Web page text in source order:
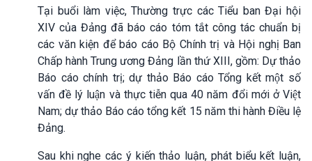
Tại buổi làm việc, Thường trực các Tiểu ban Đại hội
XIV của Đảng đã báo cáo tóm tắt công tác chuẩn bị
các văn kiện để báo cáo Bộ Chính trị và Hội nghị Ban
Chấp hành Trung ương Đảng lần thứ XIII, gồm: Dự thảo
Báo cáo chính trị; dự thảo Báo cáo Tổng kết một số
vấn đề lý luận và thực tiễn qua 40 năm đổi mới ở Việt
Nam; dự thảo Báo cáo tổng kết 15 năm thi hành Điều lệ
Đảng.
Sau khi nghe các ý kiến thảo luận, phát biểu kết luận,